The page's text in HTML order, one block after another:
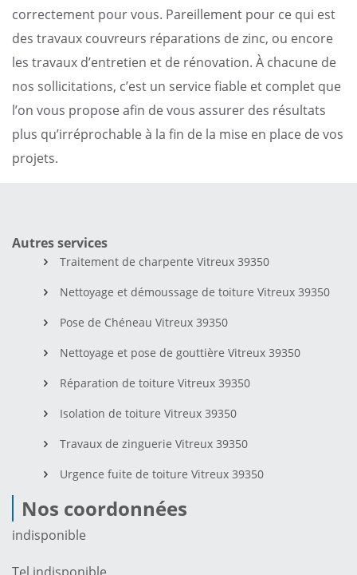
correctement pour vous. Pareillement pour ce qui est
des travaux couvreurs réparations de zinc, ou encore
les travaux d’entretien et de rénovation. À chacune de
nos sollicitations, c’est un service fiable et complet que
l’on vous propose afin de vous assurer des résultats
plus qu’irréprochable à la fin de la mise en place de vos
projets.
Autres services
Traitement de charpente Vitreux 39350
Nettoyage et démoussage de toiture Vitreux 39350
Pose de Chéneau Vitreux 39350
Nettoyage et pose de gouttière Vitreux 39350
Réparation de toiture Vitreux 39350
Isolation de toiture Vitreux 39350
Travaux de zinguerie Vitreux 39350
Urgence fuite de toiture Vitreux 39350
Nos coordonnées
indisponible